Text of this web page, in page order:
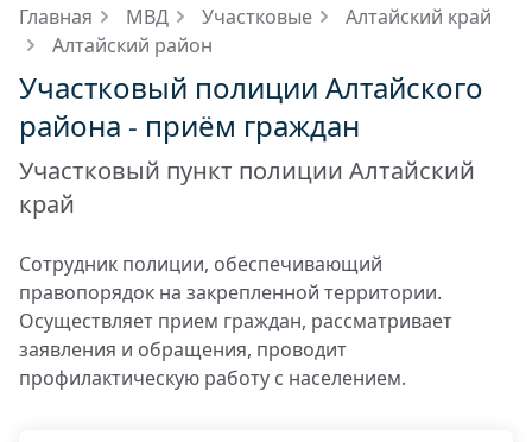
Главная МВД Участковые
Алтайский край
Алтайский район
Участковый полиции Алтайского
района - приём граждан
Участковый пункт полиции Алтайский
край
Сотрудник полиции, обеспечивающий
правопорядок на закрепленной территории.
Осуществляет прием граждан, рассматривает
заявления и обращения, проводит
профилактическую работу с населением.